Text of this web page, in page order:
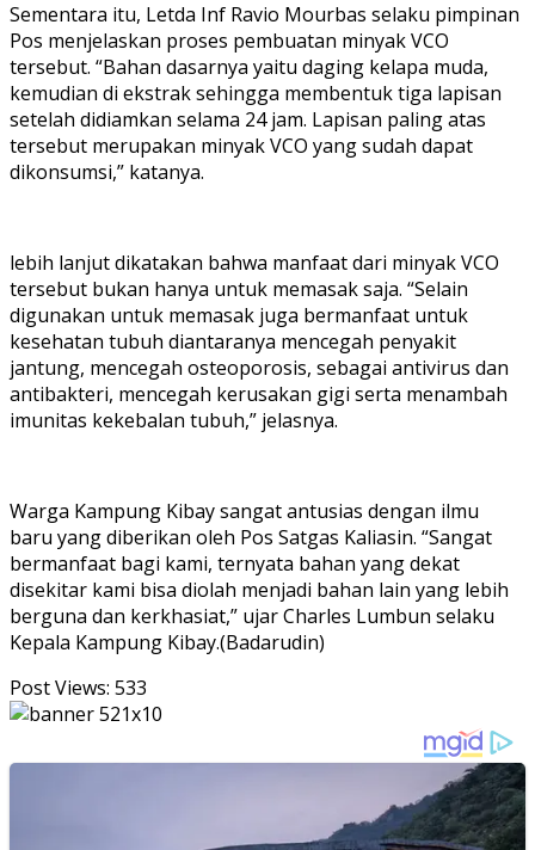
Sementara itu, Letda Inf Ravio Mourbas selaku pimpinan
Pos menjelaskan proses pembuatan minyak VCO
tersebut. “Bahan dasarnya yaitu daging kelapa muda,
kemudian di ekstrak sehingga membentuk tiga lapisan
setelah didiamkan selama 24 jam. Lapisan paling atas
tersebut merupakan minyak VCO yang sudah dapat
dikonsumsi,” katanya.
lebih lanjut dikatakan bahwa manfaat dari minyak VCO
tersebut bukan hanya untuk memasak saja. “Selain
digunakan untuk memasak juga bermanfaat untuk
kesehatan tubuh diantaranya mencegah penyakit
jantung, mencegah osteoporosis, sebagai antivirus dan
antibakteri, mencegah kerusakan gigi serta menambah
imunitas kekebalan tubuh,” jelasnya.
Warga Kampung Kibay sangat antusias dengan ilmu
baru yang diberikan oleh Pos Satgas Kaliasin. “Sangat
bermanfaat bagi kami, ternyata bahan yang dekat
disekitar kami bisa diolah menjadi bahan lain yang lebih
berguna dan kerkhasiat,” ujar Charles Lumbun selaku
Kepala Kampung Kibay.(Badarudin)
Post Views: 533